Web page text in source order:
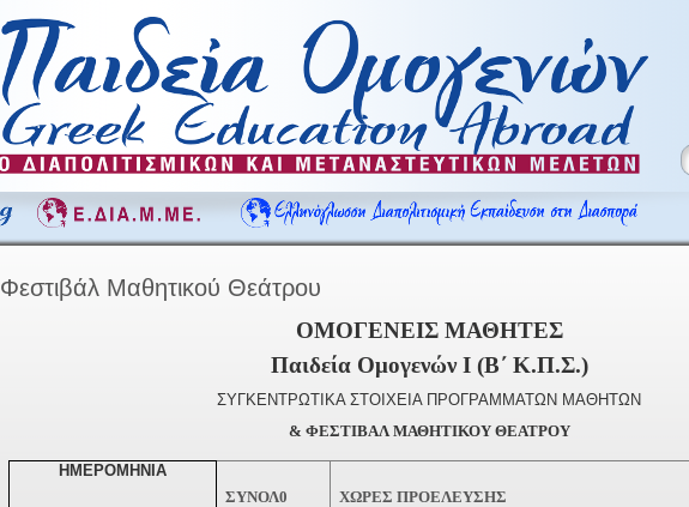
Φεστιβάλ Μαθητικού Θεάτρου
ΟΜΟΓΕΝΕΙΣ ΜΑΘΗΤΕΣ
Παιδεία Ομογενών Ι (Β΄ Κ.Π.Σ.)
ΣΥΓΚΕΝΤΡΩΤΙΚΑ ΣΤΟΙΧΕΙΑ ΠΡΟΓΡΑΜΜΑΤΩΝ ΜΑΘΗΤΩΝ
& ΦΕΣΤΙΒΑΛ ΜΑΘΗΤΙΚΟΥ ΘΕΑΤΡΟΥ
ΗΜΕΡΟΜΗΝΙΑ
ΣΥΝΟΛ0
ΧΩΡΕΣ ΠΡΟΕΛΕΥΣΗΣ